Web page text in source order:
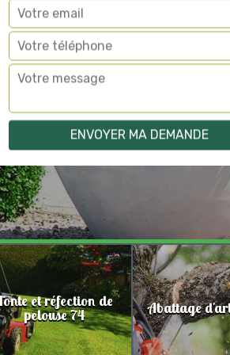
et réfection de
pelouse 74 Abattage